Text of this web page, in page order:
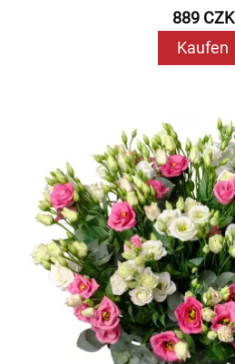
889 CZK
Kaufen